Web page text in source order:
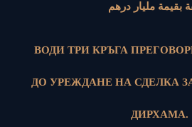
بقيمة مليار درهم
ВОДИ ТРИ КРЪГА
ДО УРЕЖДАНЕ НА СДЕЛКА
ДИРХАМА.